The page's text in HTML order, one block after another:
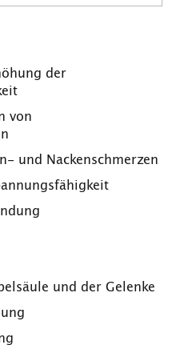
der
von
und Nackenschmerzen
und der Gelenke